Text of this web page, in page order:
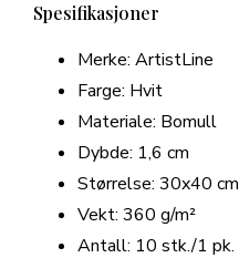
Spesifikasjoner
Merke: ArtistLine
Farge: Hvit
Materiale: Bomull
Dybde: 1,6 cm
Størrelse: 30x40 cm
Vekt: 360 g/m²
Antall: 10 stk./1 pk.